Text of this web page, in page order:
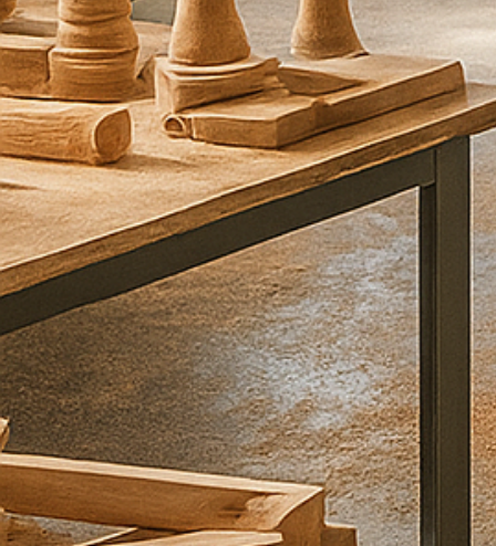
ל
י
כ
ם
ב
ה
ק
ד
ם